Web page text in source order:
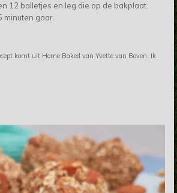
12 balletjes en leg die op de bakplaat.
minuten gaar.
komt uit Home Baked van Yvette van Boven. Ik